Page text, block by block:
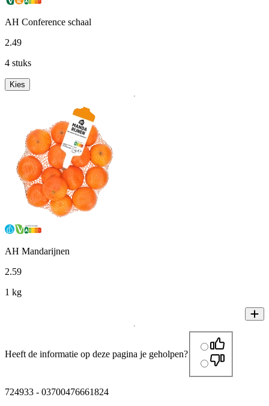
AH Conference schaal
2.49
4 stuks
Kies
AH Mandarijnen
2.59
1 kg
Heeft de informatie op deze pagina je geholpen?
724933 - 03700476661824